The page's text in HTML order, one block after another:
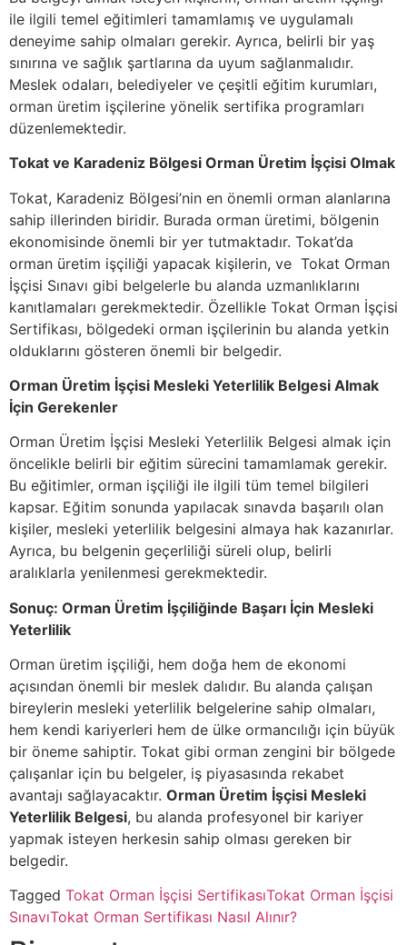
ile ilgili temel eğitimleri tamamlamış ve uygulamalı
deneyime sahip olmaları gerekir. Ayrıca, belirli bir yaş
sınırına ve sağlık şartlarına da uyum sağlanmalıdır.
Meslek odaları, belediyeler ve çeşitli eğitim kurumları,
orman üretim işçilerine yönelik sertifika programları
düzenlemektedir.
Tokat ve Karadeniz Bölgesi Orman Üretim İşçisi Olmak
Tokat, Karadeniz Bölgesi’nin en önemli orman alanlarına
sahip illerinden biridir. Burada orman üretimi, bölgenin
ekonomisinde önemli bir yer tutmaktadır. Tokat’da
orman üretim işçiliği yapacak kişilerin, ve Tokat Orman
İşçisi Sınavı gibi belgelerle bu alanda uzmanlıklarını
kanıtlamaları gerekmektedir. Özellikle Tokat Orman İşçisi
Sertifikası, bölgedeki orman işçilerinin bu alanda yetkin
olduklarını gösteren önemli bir belgedir.
Orman Üretim İşçisi Mesleki Yeterlilik Belgesi Almak
İçin Gerekenler
Orman Üretim İşçisi Mesleki Yeterlilik Belgesi almak için
öncelikle belirli bir eğitim sürecini tamamlamak gerekir.
Bu eğitimler, orman işçiliği ile ilgili tüm temel bilgileri
kapsar. Eğitim sonunda yapılacak sınavda başarılı olan
kişiler, mesleki yeterlilik belgesini almaya hak kazanırlar.
Ayrıca, bu belgenin geçerliliği süreli olup, belirli
aralıklarla yenilenmesi gerekmektedir.
Sonuç: Orman Üretim İşçiliğinde Başarı İçin Mesleki
Yeterlilik
Orman üretim işçiliği, hem doğa hem de ekonomi
açısından önemli bir meslek dalıdır. Bu alanda çalışan
bireylerin mesleki yeterlilik belgelerine sahip olmaları,
hem kendi kariyerleri hem de ülke ormancılığı için büyük
bir öneme sahiptir. Tokat gibi orman zengini bir bölgede
çalışanlar için bu belgeler, iş piyasasında rekabet
avantajı sağlayacaktır. Orman Üretim İşçisi Mesleki
Yeterlilik Belgesi, bu alanda profesyonel bir kariyer
yapmak isteyen herkesin sahip olması gereken bir
belgedir.
Tagged Tokat Orman İşçisi SertifikasıTokat Orman İşçisi
SınavıTokat Orman Sertifikası Nasıl Alınır?